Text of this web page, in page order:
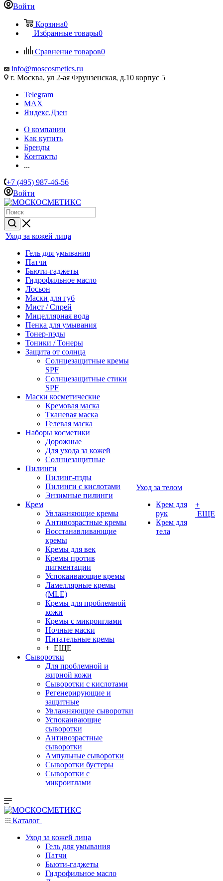
Войти
Корзина0
Избранные товары0
Сравнение товаров0
info@moscosmetics.ru
г. Москва, ул 2-ая Фрунзенская, д.10 корпус 5
Telegram
MAX
Яндекс.Дзен
О компании
Как купить
Бренды
Контакты
...
+7 (495) 987-46-56
Войти
Уход за кожей лица
Гель для умывания
Патчи
Бьюти-гаджеты
Гидрофильное масло
Лосьон
Маски для губ
Мист / Спрей
Мицеллярная вода
Пенка для умывания
Тонер-пэды
Тоники / Тонеры
Защита от солнца
Солнцезащитные кремы
SPF
Солнцезащитные стики
SPF
Маски косметические
Кремовая маска
Тканевая маска
Гелевая маска
Наборы косметики
Дорожные
Для ухода за кожей
Солнцезащитные
Пилинги
Пилинг-пэды
Пилинги с кислотами
Энзимные пилинги
Крем
Увлажняющие кремы
Антивозрастные кремы
Восстанавливающие
кремы
Кремы для век
Кремы против
пигментации
Успокаивающие кремы
Ламеллярные кремы
(MLE)
Кремы для проблемной
кожи
Кремы с микроиглами
Ночные маски
Питательные кремы
+ ЕЩЕ
Сыворотки
Для проблемной и
жирной кожи
Сыворотки с кислотами
Регенерирующие и
защитные
Увлажняющие сыворотки
Успокаивающие
сыворотки
Антивозрастные
сыворотки
Ампульные сыворотки
Сыворотки бустеры
Сыворотки с
микроиглами
Уход за телом
Крем для
рук
Крем для
тела
+
ЕЩЕ
Каталог
Уход за кожей лица
Гель для умывания
Патчи
Бьюти-гаджеты
Гидрофильное масло